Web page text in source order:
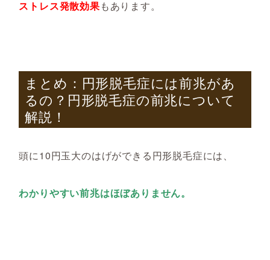
ストレス発散効果もあります。
まとめ：円形脱毛症には前兆があ
るの？円形脱毛症の前兆について
解説！
頭に10円玉大のはげができる円形脱毛症には、
わかりやすい前兆はほぼありません。